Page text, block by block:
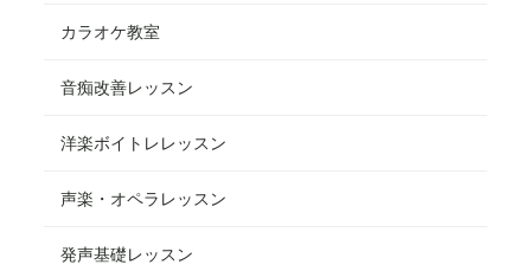
カラオケ教室
音痴改善レッスン
洋楽ボイトレレッスン
声楽・オペラレッスン
発声基礎レッスン